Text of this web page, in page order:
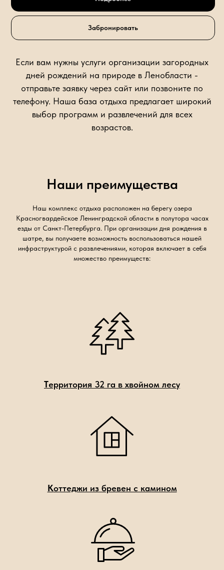
Забронировать
Если вам нужны услуги организации загородных
дней рождений на природе в Ленобласти -
отправьте заявку через сайт или позвоните по
телефону. Наша база отдыха предлагает широкий
выбор программ и развлечений для всех
возрастов.
Наши преимущества
Наш комплекс отдыха расположен на берегу озера
Красногвардейское Ленинградской области в полутора часах
езды от Санкт-Петербурга. При организации дня рождения в
шатре, вы получаете возможность воспользоваться нашей
инфраструктурой с развлечениями, которая включает в себя
множество преимуществ:
Территория 32 га в хвойном лесу
Коттеджи из бревен с камином